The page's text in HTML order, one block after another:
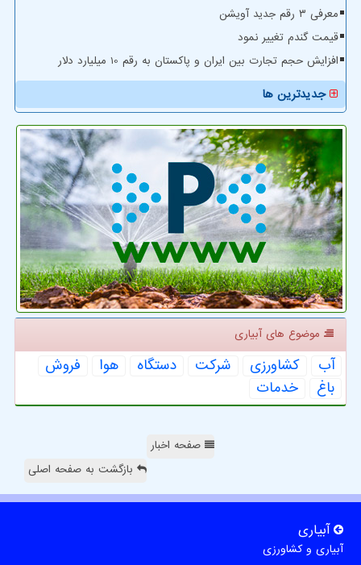
معرفی ۳ رقم جدید آویشن
قیمت گندم تغییر نمود
افزایش حجم تجارت بین ایران و پاکستان به رقم 10 میلیارد دلار
جدیدترین ها
موضوع های آبیاری
آب كشاورزی شركت دستگاه هوا
فروش
باغ
خدمات
صفحه اخبار
بازگشت به صفحه اصلی
آبیاری
آبیاری و کشاورزی